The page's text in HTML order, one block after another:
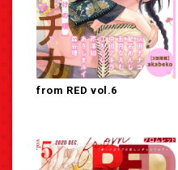
from RED vol.6